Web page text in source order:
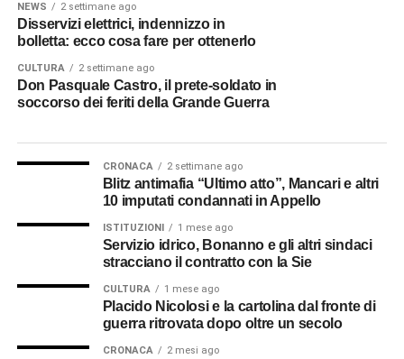
NEWS 2 settimane ago
Disservizi elettrici, indennizzo in
bolletta: ecco cosa fare per ottenerlo
CULTURA 2 settimane ago
Don Pasquale Castro, il prete-soldato in
soccorso dei feriti della Grande Guerra
CRONACA 2 settimane ago
Blitz antimafia “Ultimo atto”, Mancari e altri
10 imputati condannati in Appello
ISTITUZIONI 1 mese ago
Servizio idrico, Bonanno e gli altri sindaci
stracciano il contratto con la Sie
CULTURA 1 mese ago
Placido Nicolosi e la cartolina dal fronte di
guerra ritrovata dopo oltre un secolo
CRONACA 2 mesi ago